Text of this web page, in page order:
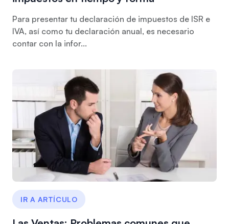
Para presentar tu declaración de impuestos de ISR e
IVA, así como tu declaración anual, es necesario
contar con la infor...
IR A ARTÍCULO